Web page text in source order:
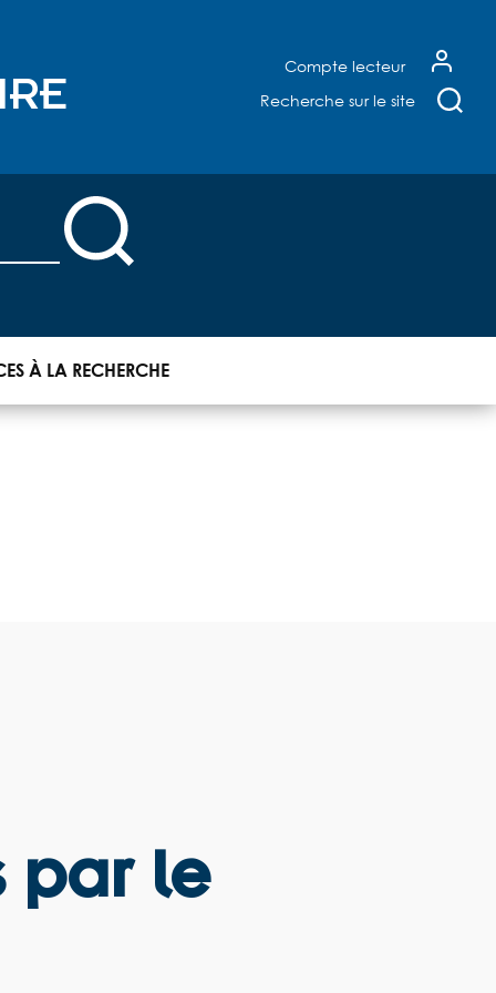
Compte lecteur
Recherche sur le site
À LA RECHERCHE
par le